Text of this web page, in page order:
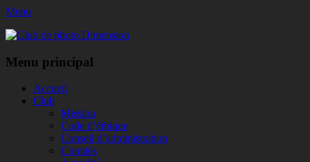
Menu
Club de photo Dimension
Menu principal
Aller
Accueil
Club
Mission
Code d’éthique
Conseil d’administration
Comités